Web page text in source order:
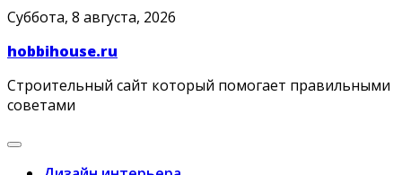
Skip
content
Суббота, 8 августа, 2026
hobbihouse.ru
Строительный сайт который помогает правильными
советами